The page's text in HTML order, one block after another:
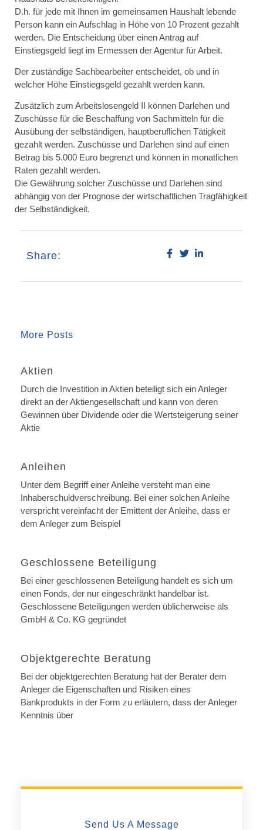
D.h. für jede mit Ihnen im gemeinsamen Haushalt lebende
Person kann ein Aufschlag in Höhe von 10 Prozent gezahlt
werden. Die Entscheidung über einen Antrag auf
Einstiegsgeld liegt im Ermessen der Agentur für Arbeit.
Der zuständige Sachbearbeiter entscheidet, ob und in
welcher Höhe Einstiegsgeld gezahlt werden kann.
Zusätzlich zum Arbeitslosengeld II können Darlehen und
Zuschüsse für die Beschaffung von Sachmitteln für die
Ausübung der selbständigen, hauptberuflichen Tätigkeit
gezahlt werden. Zuschüsse und Darlehen sind auf einen
Betrag bis 5.000 Euro begrenzt und können in monatlichen
Raten gezahlt werden.
Die Gewährung solcher Zuschüsse und Darlehen sind
abhängig von der Prognose der wirtschaftlichen Tragfähigkeit
der Selbständigkeit.
Share:
More Posts
Aktien
Durch die Investition in Aktien beteiligt sich ein Anleger
direkt an der Aktiengesellschaft und kann von deren
Gewinnen über Dividende oder die Wertsteigerung seiner
Aktie
Anleihen
Unter dem Begriff einer Anleihe versteht man eine
Inhaberschuldverschreibung. Bei einer solchen Anleihe
verspricht vereinfacht der Emittent der Anleihe, dass er
dem Anleger zum Beispiel
Geschlossene Beteiligung
Bei einer geschlossenen Beteiligung handelt es sich um
einen Fonds, der nur eingeschränkt handelbar ist.
Geschlossene Beteiligungen werden üblicherweise als
GmbH & Co. KG gegründet
Objektgerechte Beratung
Bei der objektgerechten Beratung hat der Berater dem
Anleger die Eigenschaften und Risiken eines
Bankprodukts in der Form zu erläutern, dass der Anleger
Kenntnis über
Send Us A Message